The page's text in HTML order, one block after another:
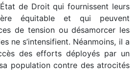
de Droit qui fournissent leurs
équitable et qui peuvent
de tension ou désamorcer les
ne s’intensifient. Néanmoins, il a
des efforts déployés par un
population contre des atrocités